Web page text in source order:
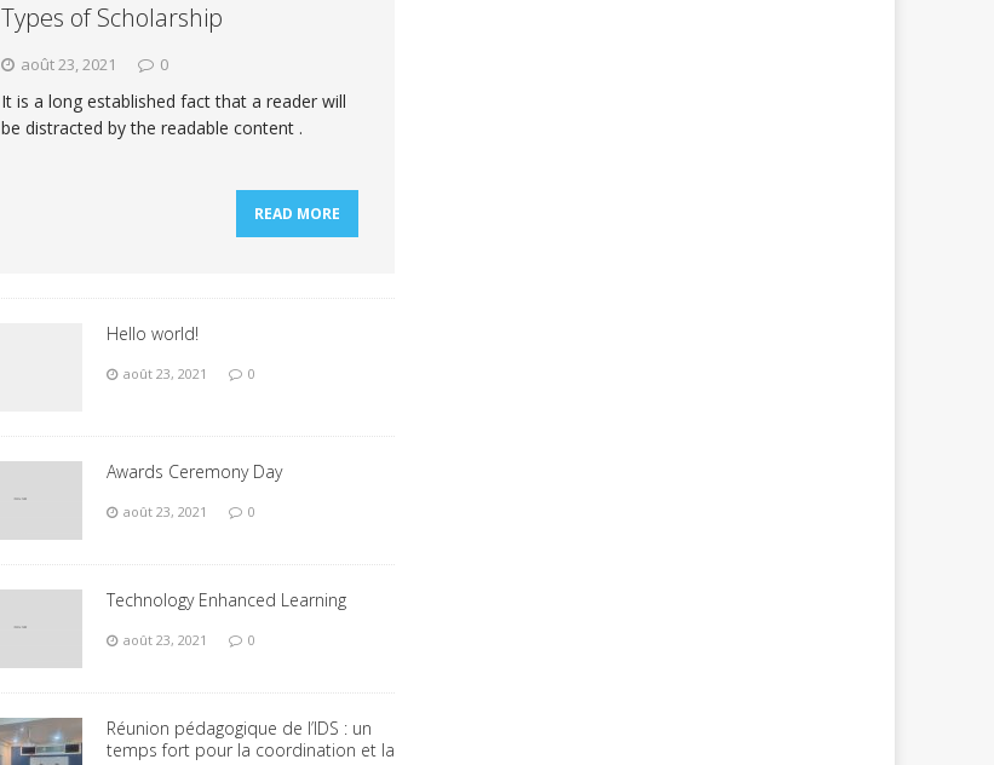
Types of Scholarship
août 23, 2021 0
It is a long established fact that a reader will
be distracted by the readable content .
READ MORE
Hello world!
août 23, 2021 0
Awards Ceremony Day
août 23, 2021 0
Technology Enhanced Learning
août 23, 2021 0
Réunion pédagogique de l’IDS : un
temps fort pour la coordination et la